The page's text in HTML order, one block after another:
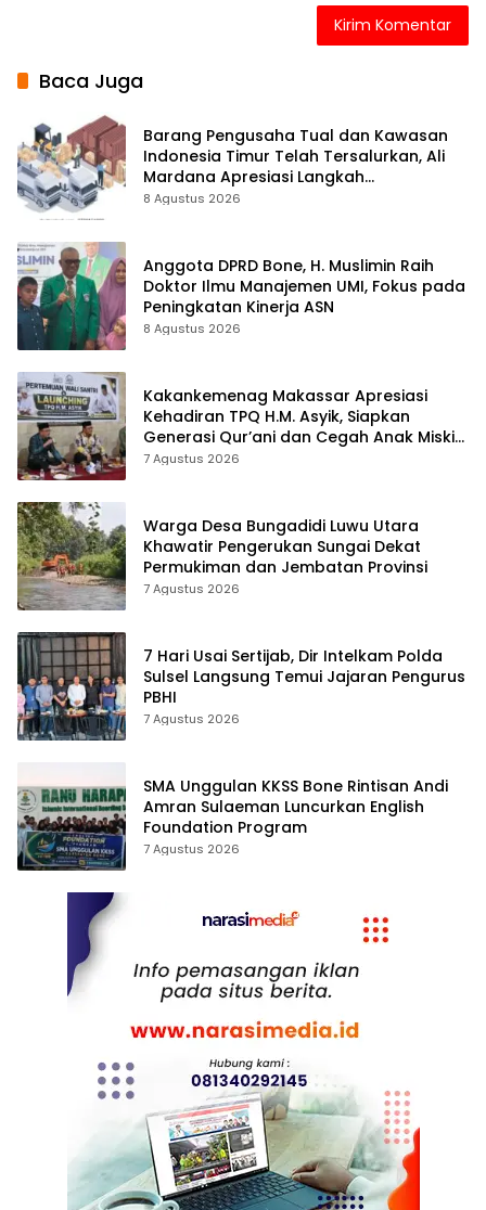
Baca Juga
Barang Pengusaha Tual dan Kawasan
Indonesia Timur Telah Tersalurkan, Ali
Mardana Apresiasi Langkah
Penyelesaian PT Afid Logistik dan PT
8 Agustus 2026
Anggota DPRD Bone, H. Muslimin Raih
Doktor Ilmu Manajemen UMI, Fokus pada
Peningkatan Kinerja ASN
8 Agustus 2026
Kakankemenag Makassar Apresiasi
Kehadiran TPQ H.M. Asyik, Siapkan
Generasi Qur’ani dan Cegah Anak Miskin
Spiritualitas
7 Agustus 2026
Warga Desa Bungadidi Luwu Utara
Khawatir Pengerukan Sungai Dekat
Permukiman dan Jembatan Provinsi
7 Agustus 2026
7 Hari Usai Sertijab, Dir Intelkam Polda
Sulsel Langsung Temui Jajaran Pengurus
PBHI
7 Agustus 2026
SMA Unggulan KKSS Bone Rintisan Andi
Amran Sulaeman Luncurkan English
Foundation Program
7 Agustus 2026